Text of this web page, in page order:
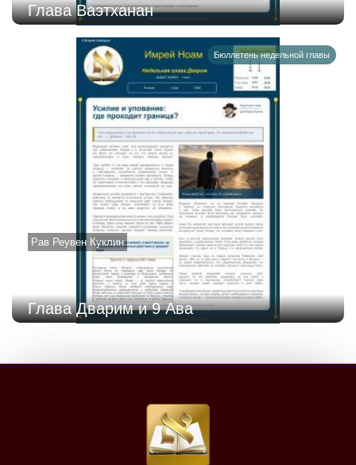
Глава Ваэтханан
Бюллетень недельной главы
Рав Реувен Куклин
Глава Дварим и 9 Ава